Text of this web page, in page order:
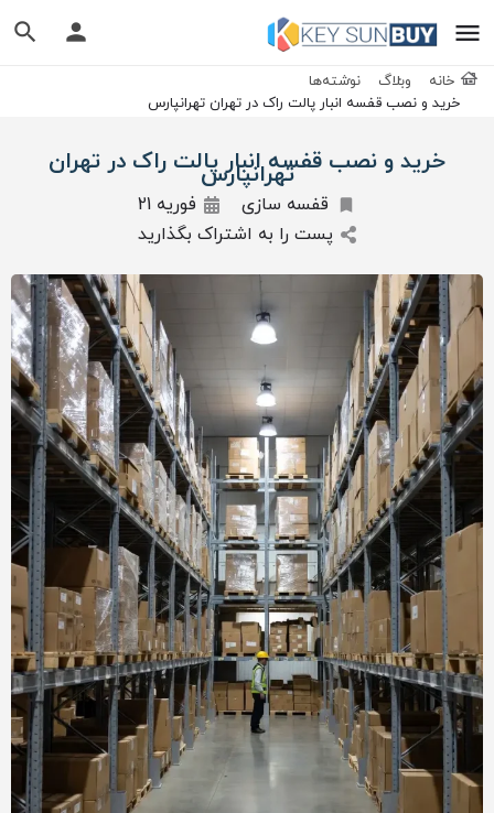
خانه وبلاگ
نوشته‌ها
خرید و نصب قفسه انبار پالت راک در تهران تهرانپارس
خرید و نصب قفسه انبار پالت راک در تهران
تهرانپارس
قفسه سازی
فوریه 21
پست را به اشتراک بگذارید